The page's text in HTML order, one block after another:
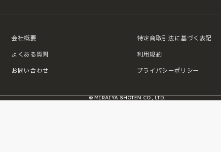
会社概要
よくある質問
お問い合わせ
特定商取引法に基づく表記
利用規約
プライバシーポリシー
© MIRAIYA SHOTEN CO., LTD.